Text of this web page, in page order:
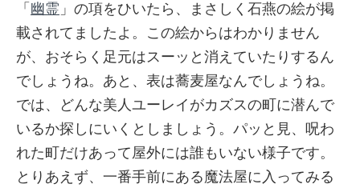
「 幽霊 」の項をひいたら、まさしく石燕の絵が掲
載されてましたよ。この絵からはわかりません
が、おそらく足元はスーッと消えていたりするん
でしょうね。あと、表は蕎麦屋なんでしょうね。
では、どんな美人ユーレイがカズスの町に潜んで
いるか探しにいくとしましょう。パッと見、呪わ
れた町だけあって屋外には誰もいない様子です。
とりあえず、一番手前にある魔法屋に入ってみる